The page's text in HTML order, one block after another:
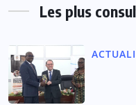
Les plus